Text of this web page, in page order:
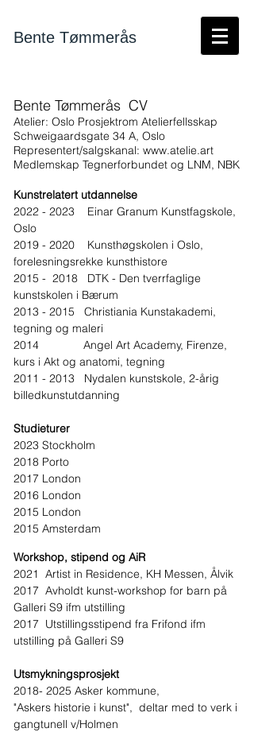
Bente Tømmerås
Bente Tømmerås CV
Atelier: Oslo Prosjektrom Atelierfellsskap
Schweigaardsgate 34 A, Oslo
Representert/salgskanal: www.atelie.art
Medlemskap Tegnerforbundet og LNM, NBK
Kunstrelatert utdannelse
2022 - 2023 Einar Granum Kunstfagskole,
Oslo
2019 - 2020 Kunsthøgskolen i Oslo,
forelesningsrekke kunsthistore
2015 - 2018 DTK - Den tverrfaglige
kunstskolen i Bærum
2013 - 2015 Christiania Kunstakademi,
tegning og maleri
2014 Angel Art Academy, Firenze,
kurs i Akt og anatomi, tegning
2011 - 2013 Nydalen kunstskole, 2-årig
billedkunstutdanning
Studieturer
2023 Stockholm
2018 Porto
2017 London
2016 London
2015 London
2015 Amsterdam
Workshop, stipend og AiR
2021 Artist in Residence, KH Messen, Ålvik
2017 Avholdt kunst-workshop for barn på
Galleri S9 ifm utstilling
2017 Utstillingsstipend fra Frifond ifm
utstilling på Galleri S9
Utsmykningsprosjekt
2018- 2025 Asker kommune,
"Askers historie i kunst", deltar med to verk i
gangtunell v/Holmen